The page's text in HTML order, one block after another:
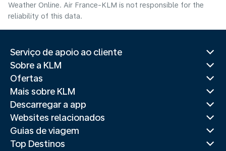
Weather Online. Air France-KLM is not responsible for the
reliability of this data.
Serviço de apoio ao cliente
Sobre a KLM
Ofertas
Mais sobre KLM
Descarregar a app
Websites relacionados
Guias de viagem
Top Destinos